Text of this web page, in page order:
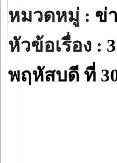
หมวดหมู่ : ข่
หัวข้อเรื่อง :
พฤหัสบดี ที่